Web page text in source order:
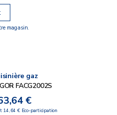
magasin.
gaz
FACG2002S
€
14,64 € Eco-participation